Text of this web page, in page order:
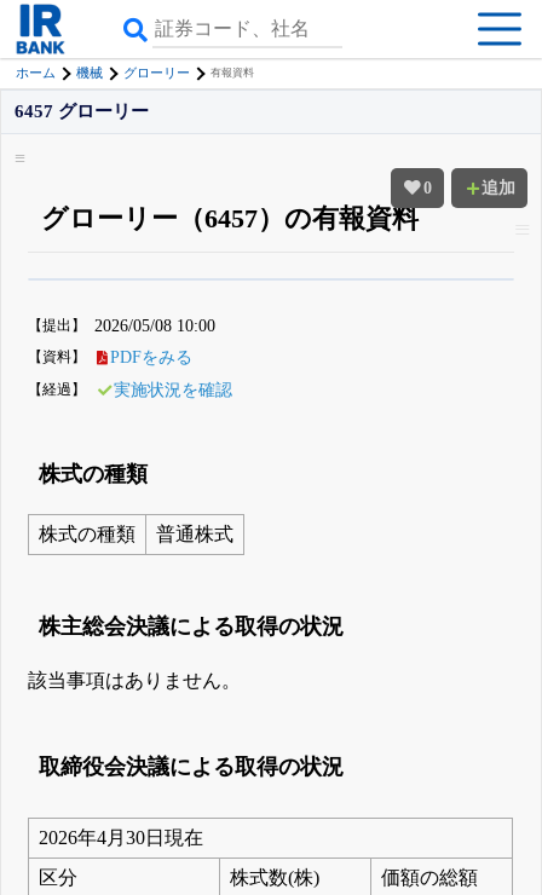
ホーム 機械 グローリー 有報資料
0 追加
6457 グローリー
グローリー（6457）の有報資料
詳しく見られる無料でβ版をはじめる
登録すると永久30%OFFと米株版の先行利用も付きます
【提出】 2026/05/08 10:00
【資料】 PDFをみる
【経過】 実施状況を確認
株式の種類
株式の種類 普通株式
株主総会決議による取得の状況
該当事項はありません。
取締役会決議による取得の状況
2026年4月30日現在
区分
株式数(株)
価額の総額